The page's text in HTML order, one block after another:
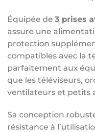
Équipée de 3 prises
assure une
protection
compatibles avec la
parfaitement aux
que les téléviseurs,
ventilateurs et petits
Sa conception
résistance à